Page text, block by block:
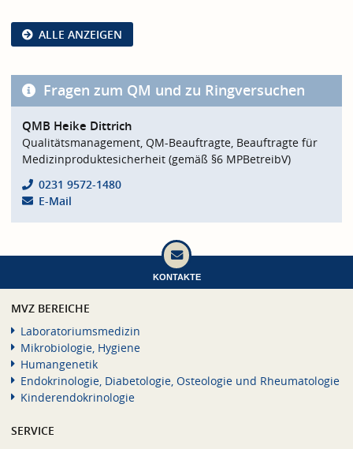
ALLE ANZEIGEN
Fragen zum QM und zu Ringversuchen
QMB Heike Dittrich
Qualitätsmanagement, QM-Beauftragte, Beauftragte für
Medizinproduktesicherheit (gemäß §6 MPBetreibV)
0231 9572-1480
E-Mail
KONTAKTE
MVZ BEREICHE
Laboratoriumsmedizin
Mikrobiologie, Hygiene
Humangenetik
Endokrinologie, Diabetologie, Osteologie und Rheumatologie
Kinderendokrinologie
SERVICE